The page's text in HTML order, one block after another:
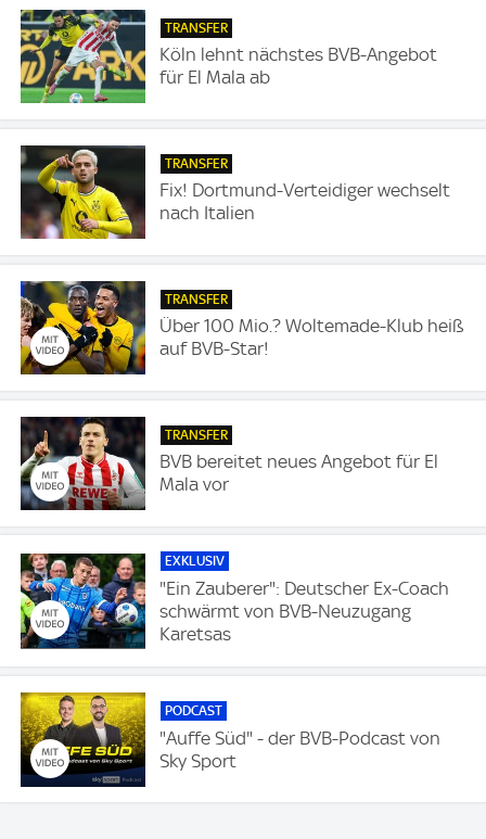
TRANSFER
Köln lehnt nächstes BVB-Angebot
für El Mala ab
TRANSFER
Fix! Dortmund-Verteidiger wechselt
nach Italien
TRANSFER
Über 100 Mio.? Woltemade-Klub heiß
auf BVB-Star!
TRANSFER
BVB bereitet neues Angebot für El
Mala vor
EXKLUSIV
"Ein Zauberer": Deutscher Ex-Coach
schwärmt von BVB-Neuzugang
Karetsas
PODCAST
"Auffe Süd" - der BVB-Podcast von
Sky Sport